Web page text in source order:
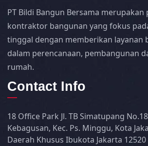
PT Bildi Bangun Bersama merupakan
kontraktor bangunan yang fokus
tinggal dengan memberikan layanan
dalam perencanaan, pembangunan
rumah.
Contact Info
18 Office Park Jl. TB Simatupang
Kebagusan, Kec. Ps. Minggu, Kota
Daerah Khusus Ibukota Jakarta 12520